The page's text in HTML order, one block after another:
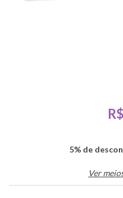
5% de
Ver